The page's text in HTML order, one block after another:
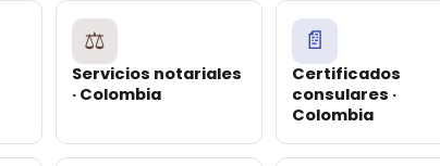
⚖️
Servicios notariales
· Colombia
📄
Certificados
consulares ·
Colombia